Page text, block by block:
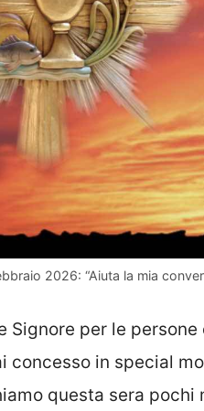
2026: “Aiuta la mia
Signore per le
concesso in special
questa sera